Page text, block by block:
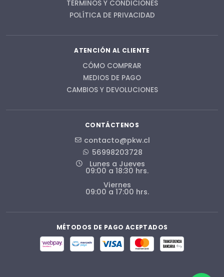
TÉRMINOS Y CONDICIONES
POLÍTICA DE PRIVACIDAD
ATENCIÓN AL CLIENTE
CÓMO COMPRAR
MEDIOS DE PAGO
CAMBIOS Y DEVOLUCIONES
CONTÁCTENOS
contacto@pkw.cl
56998203728
Lunes a Jueves
09:00 a 18:30 hrs.
Viernes
09:00 a 17:00 hrs.
MÉTODOS DE PAGO ACEPTADOS